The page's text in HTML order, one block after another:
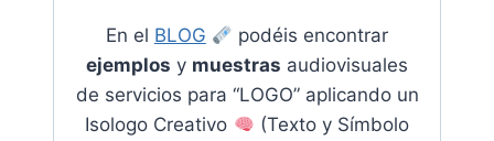
En el BLOG
podéis encontrar
ejemplos y muestras audiovisuales
de servicios para “LOGO” aplicando un
Isologo Creativo
(Texto y Símbolo